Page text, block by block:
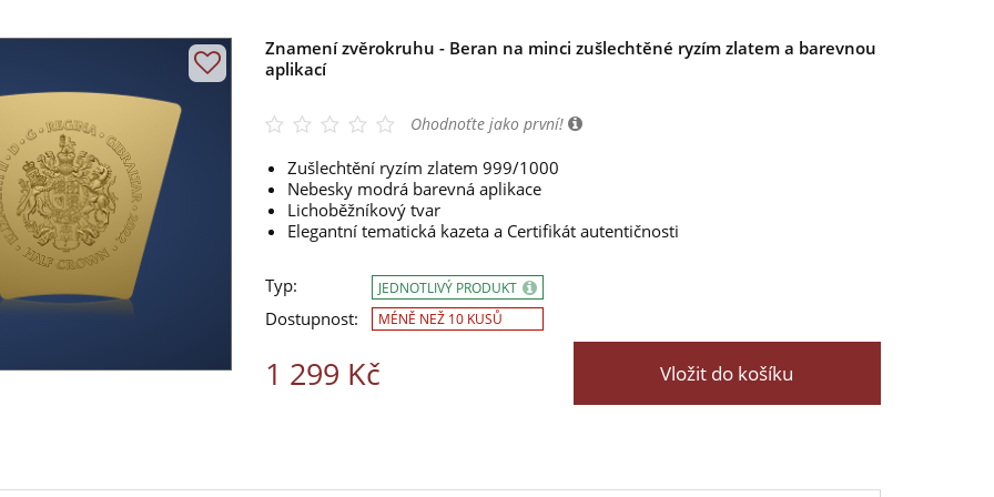
Znamení zvěrokruhu - Beran na minci zušlechtěné ryzím zlatem a barevnou
aplikací
Ohodnoťte jako první!
Zušlechtění ryzím zlatem 999/1000
Nebesky modrá barevná aplikace
Lichoběžníkový tvar
Elegantní tematická kazeta a Certifikát autentičnosti
Typ:
Dostupnost:
JEDNOTLIVÝ PRODUKT
MÉNĚ NEŽ 10 KUSŮ
1 299 Kč Vložit do košíku